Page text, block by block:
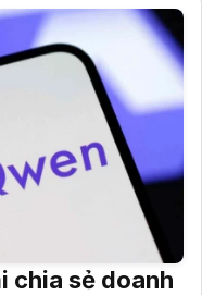
chia sẻ doanh